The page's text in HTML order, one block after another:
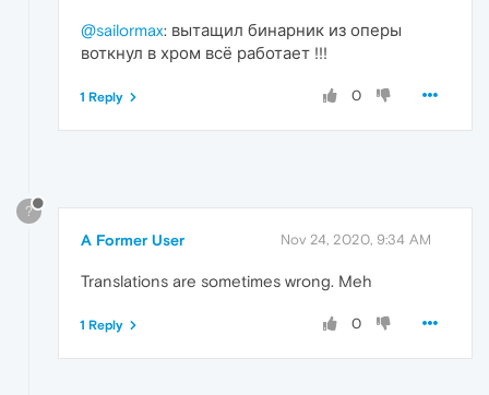
@sailormax: вытащил бинарник из оперы
воткнул в хром всё работает !!!
0
1 Reply
?
A Former User Nov 24, 2020, 9:34 AM
Translations are sometimes wrong. Meh
0
1 Reply